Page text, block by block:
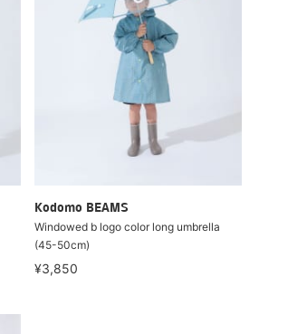
Kodomo BEAMS
Windowed b logo color long umbrella
(45-50cm)
¥3,850